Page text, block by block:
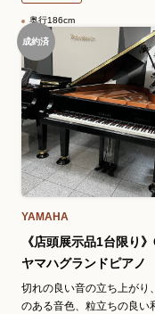
奥行186cm
成約済
YAMAHA
《店頭展示品1台限り
ヤマハグランドピアノ
切れの良い音の立ち上がり
のある音色、粒立ちの良い